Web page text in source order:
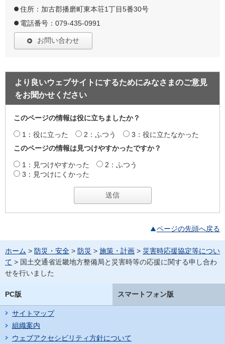
住所：加古郡播磨町東本荘1丁目5番30号
電話番号：079-435-0991
お問い合わせ
より良いウェブサイトにするためにみなさまのご意見
をお聞かせください
このページの情報は役に立ちましたか？
1：役に立った 2：ふつう
3：役に立たなかった
このページの情報は見つけやすかったですか？
1：見つけやすかった
2：ふつう
3：見つけにくかった
ページの先頭へ戻る
ホーム > 防災・安全 > 防災 > 施策・計画 > 災害時応援協定等につい
て > 国土交通省近畿地方整備局と災害時等の応援に関する申し合わ
せを行いました
PC版 スマートフォン版
サイトマップ
組織案内
ウェブアクセシビリティ方針について